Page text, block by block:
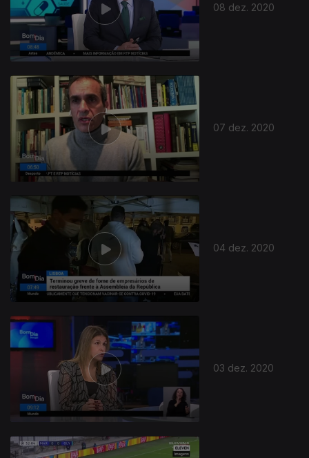
08 dez. 2020
07 dez. 2020
04 dez. 2020
03 dez. 2020